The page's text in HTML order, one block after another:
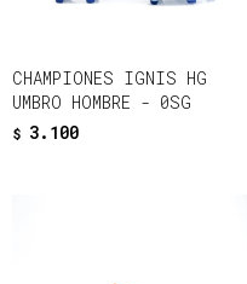
CHAMPIONES IGNIS HG
UMBRO HOMBRE - 0SG
$ 3.100